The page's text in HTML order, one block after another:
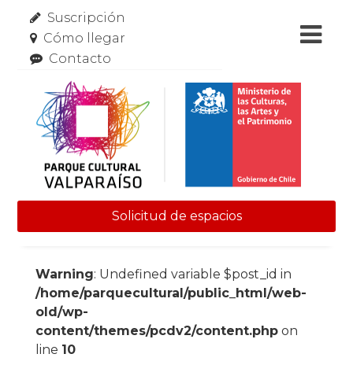
Suscripción
Cómo llegar
Contacto
Solicitud de espacios
Warning: Undefined variable $post_id in
/home/parquecultural/public_html/web-
old/wp-
content/themes/pcdv2/content.phpon
line 10